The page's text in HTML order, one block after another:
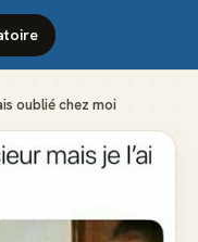
oublié chez moi